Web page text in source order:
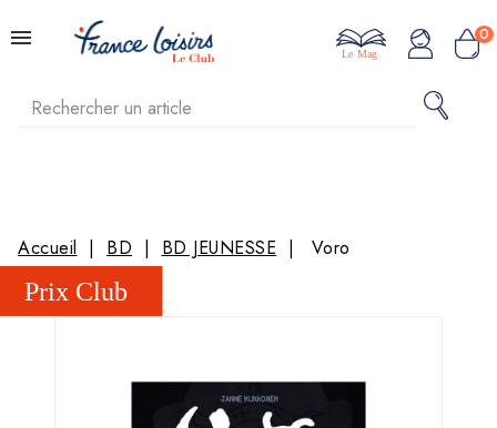
0
Le Mag
Accueil BD BD JEUNESSE Voro